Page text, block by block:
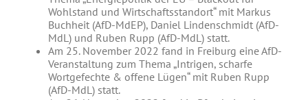
Wohlstand und Wirtschaftsstandort“ mit Markus
Buchheit (AfD-MdEP), Daniel Lindenschmidt (AfD-
MdL) und Ruben Rupp (AfD-MdL) statt.
Am 25. November 2022 fand in Freiburg eine AfD-
Veranstaltung zum Thema „Intrigen, scharfe
Wortgefechte & offene Lügen“ mit Ruben Rupp
(AfD-MdL) statt.